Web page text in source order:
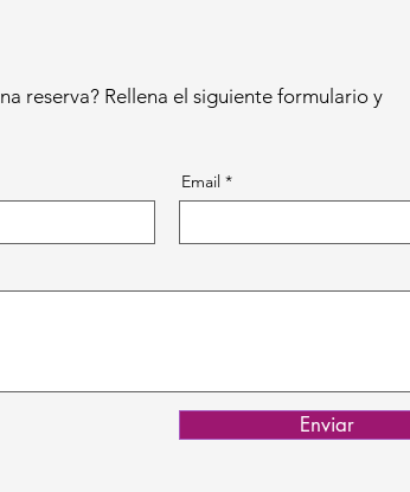
reserva? Rellena el siguiente formulario y
Email
Enviar